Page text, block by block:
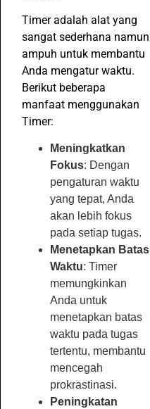
Timer adalah alat yang
sangat sederhana namun
ampuh untuk membantu
Anda mengatur waktu.
Berikut beberapa
manfaat menggunakan
Timer:
Meningkatkan
Fokus: Dengan
pengaturan waktu
yang tepat, Anda
akan lebih fokus
pada setiap tugas.
Menetapkan Batas
Waktu: Timer
memungkinkan
Anda untuk
menetapkan batas
waktu pada tugas
tertentu, membantu
mencegah
prokrastinasi.
Peningkatan